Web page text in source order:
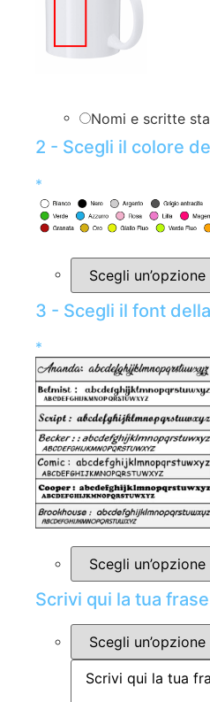
Nomi e scritte
2 - Scegli il colore
*
3 - Scegli il font
*
Scrivi qui la tua frase